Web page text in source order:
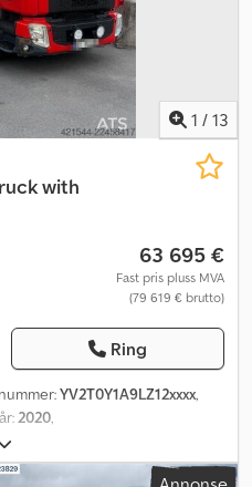
1 / 13
with
63 695 €
Fast pris pluss MVA
(79 619 € brutto)
Ring
YV2T0Y1A9LZ12xxxx,
2020